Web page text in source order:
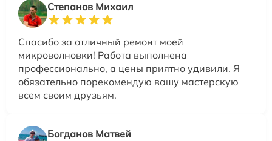
Степанов Михаил
Спасибо за отличный ремонт моей
микроволновки! Работа выполнена
профессионально, а цены приятно удивили. Я
обязательно порекомендую вашу мастерскую
всем своим друзьям.
Богданов Матвей